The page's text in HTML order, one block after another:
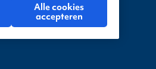
Alle cookies
accepteren